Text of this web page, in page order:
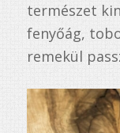
természet
fenyőág,
remekül